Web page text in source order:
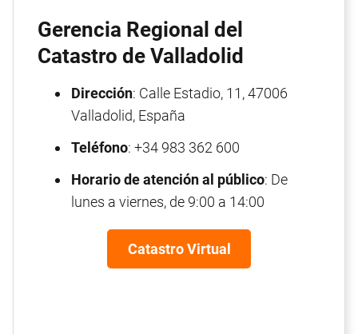
Gerencia Regional del
Catastro de Valladolid
Dirección: Calle Estadio, 11, 47006
Valladolid, España
Teléfono: +34 983 362 600
Horario de atención al público: De
lunes a viernes, de 9:00 a 14:00
Catastro Virtual